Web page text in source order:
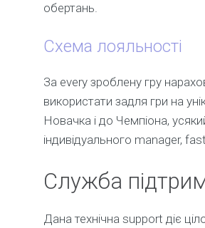
обертань.
Схема лояльності
За every зроблену гру
використати задля гри на
Новачка і до Чемпіона,
індивідуального manager,
Служба
Дана технічна support діє